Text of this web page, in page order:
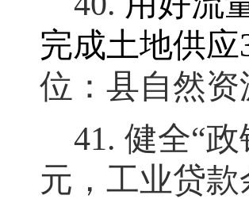
完成土地供应
位：县自然
41. 健全“政
元 ， 工业贷款